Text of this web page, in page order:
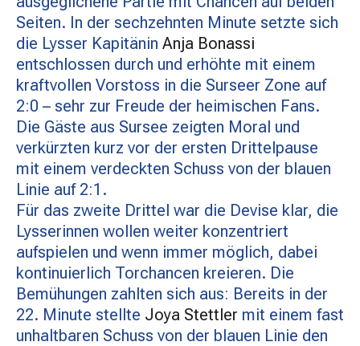
AKTUELLES
SPONSOREN
KONTAKT
Seiten. In der sechzehnten Minute setzte sich
die Lysser Kapitänin Anja Bonassi
entschlossen durch und erhöhte mit einem
kraftvollen Vorstoss in die Surseer Zone auf
2:0 – sehr zur Freude der heimischen Fans.
Die Gäste aus Sursee zeigten Moral und
verkürzten kurz vor der ersten Drittelpause
mit einem verdeckten Schuss von der blauen
Linie auf 2:1.
Für das zweite Drittel war die Devise klar, die
Lysserinnen wollen weiter konzentriert
aufspielen und wenn immer möglich, dabei
kontinuierlich Torchancen kreieren. Die
Bemühungen zahlten sich aus: Bereits in der
22. Minute stellte Joya Stettler mit einem fast
unhaltbaren Schuss von der blauen Linie den